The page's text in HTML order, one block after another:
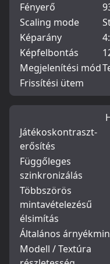
Fényerő
Scaling mode
Képarány
Képfelbontás
Megjelenítési mód
Frissítési ütem
Játékoskontraszt-
erősítés
Függőleges
szinkronizálás
Többszörös
mintavételezésű
élsimítás
Általános
Modell / Textúra